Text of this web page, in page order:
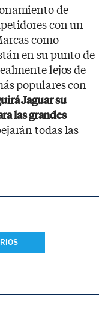
de
con un
como
en su punto de
lejos de
populares con
Jaguar su
las grandes
todas las